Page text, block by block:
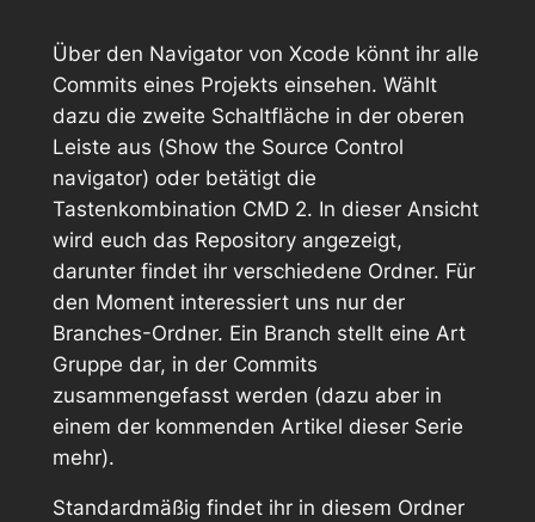
Über den Navigator von Xcode könnt ihr alle
Commits eines Projekts einsehen. Wählt
dazu die zweite Schaltfläche in der oberen
Leiste aus (Show the Source Control
navigator) oder betätigt die
Tastenkombination CMD 2. In dieser Ansicht
wird euch das Repository angezeigt,
darunter findet ihr verschiedene Ordner. Für
den Moment interessiert uns nur der
Branches-Ordner. Ein Branch stellt eine Art
Gruppe dar, in der Commits
zusammengefasst werden (dazu aber in
einem der kommenden Artikel dieser Serie
mehr).
Standardmäßig findet ihr in diesem Ordner